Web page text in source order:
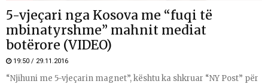
5-vjeçari nga Kosova me “fuqi të
mbinatyrshme” mahnit mediat
botërore (VIDEO)
19:50 / 29.11.2016
“Njihuni me 5-vjeçarin magnet”, kështu ka shkruar “NY Post” për